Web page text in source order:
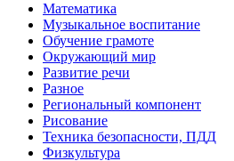
Математика
Музыкальное воспитание
Обучение грамоте
Окружающий мир
Развитие речи
Разное
Региональный компонент
Рисование
Техника безопасности, ПДД
Физкультура